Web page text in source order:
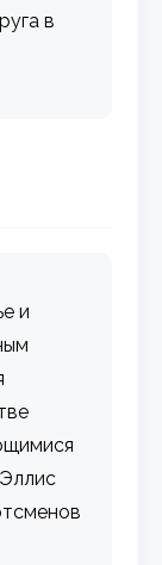
в
и